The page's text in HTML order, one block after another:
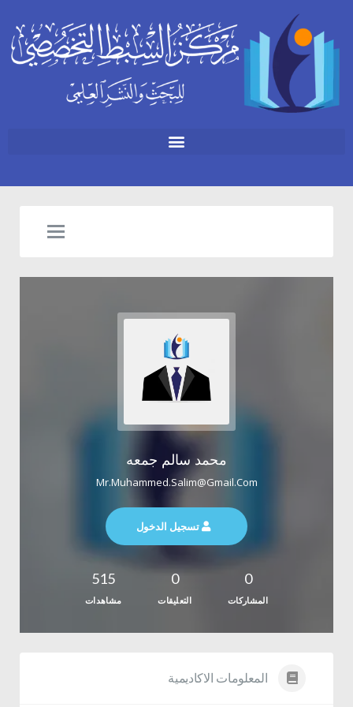
محمد سالم جمعه
Mr.muhammed.salim@gmail.com
تسجيل الدخول
0
المشاركات
0
التعليقات
515
مشاهدات
المعلومات الاكاديمية